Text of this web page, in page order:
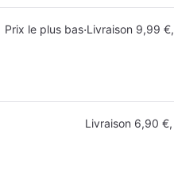
Prix le plus bas·Livraison 9,99 €,
Livraison 6,90 €,